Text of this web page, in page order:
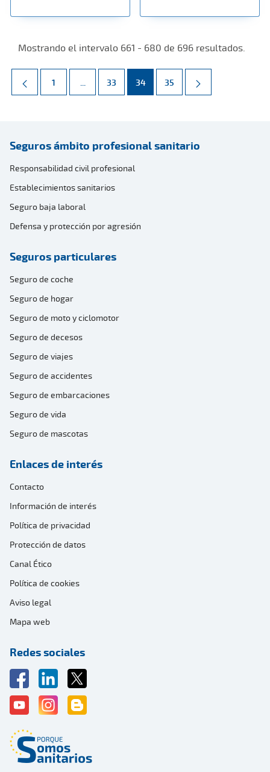
Mostrando el intervalo 661 - 680 de 696 resultados.
Página
1 ... Páginas intermedias Use TAB para desplazarse.
Página
33 Página
34 Página
35
Seguros ámbito profesional sanitario
Responsabilidad civil profesional
Establecimientos sanitarios
Seguro baja laboral
Defensa y protección por agresión
Seguros particulares
Seguro de coche
Seguro de hogar
Seguro de moto y ciclomotor
Seguro de decesos
Seguro de viajes
Seguro de accidentes
Seguro de embarcaciones
Seguro de vida
Seguro de mascotas
Enlaces de interés
Contacto
Información de interés
Política de privacidad
Protección de datos
Canal Ético
Política de cookies
Aviso legal
Mapa web
Redes sociales